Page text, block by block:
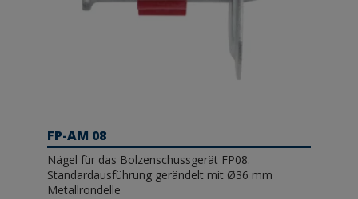
FP-AM 08
Nägel für das Bolzenschussgerät FP08.
Standardausführung gerändelt mit Ø36 mm
Metallrondelle